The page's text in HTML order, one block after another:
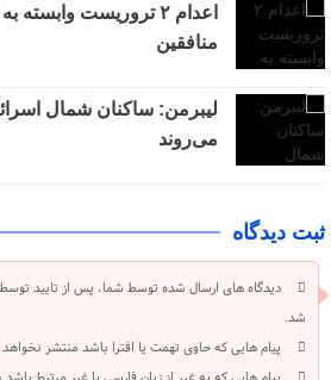
اعدام ۲ تروریست
منافقین
می‌روند
ثبت دیدگاه
دیدگاه های ارسال شده توسط شما، پس از تایید
شد.
پیام هایی که حاوی تهمت یا افترا باشد منتشر